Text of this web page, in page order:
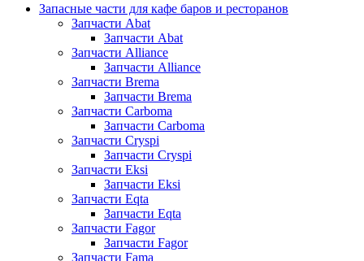
Запасные части для кафе баров и ресторанов
Запчасти Abat
Запчасти Abat
Запчасти Alliance
Запчасти Alliance
Запчасти Brema
Запчасти Brema
Запчасти Carboma
Запчасти Carboma
Запчасти Cryspi
Запчасти Cryspi
Запчасти Eksi
Запчасти Eksi
Запчасти Eqta
Запчасти Eqta
Запчасти Fagor
Запчасти Fagor
Запчасти Fama